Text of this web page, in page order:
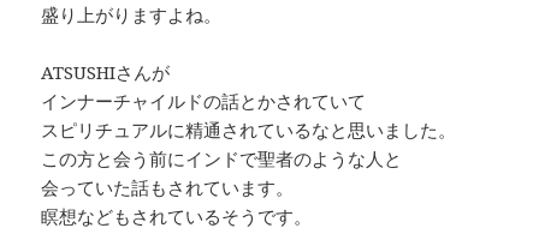
盛り上がりますよね。
ATSUSHIさんが
インナーチャイルドの話とかされていて
スピリチュアルに精通されているなと思いました。
この方と会う前にインドで聖者のような人と
会っていた話もされています。
瞑想などもされているそうです。